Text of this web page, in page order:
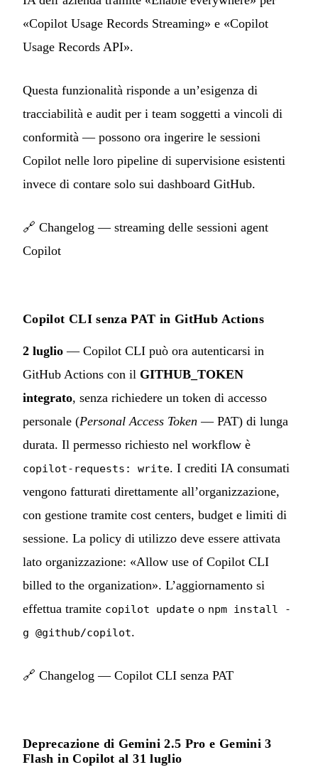
«Copilot Usage Records Streaming» e «Copilot
Usage Records API».
Questa funzionalità risponde a un’esigenza di
tracciabilità e audit per i team soggetti a vincoli di
conformità — possono ora ingerire le sessioni
Copilot nelle loro pipeline di supervisione esistenti
invece di contare solo sui dashboard GitHub.
🔗 Changelog — streaming delle sessioni agent
Copilot
Copilot CLI senza PAT in GitHub Actions
2 luglio — Copilot CLI può ora autenticarsi in
GitHub Actions con il GITHUB_TOKEN
integrato, senza richiedere un token di accesso
personale (Personal Access Token — PAT) di lunga
durata. Il permesso richiesto nel workflow è
copilot-requests: write. I crediti IA consumati
vengono fatturati direttamente all’organizzazione,
con gestione tramite cost centers, budget e limiti di
sessione. La policy di utilizzo deve essere attivata
lato organizzazione: «Allow use of Copilot CLI
billed to the organization». L’aggiornamento si
effettua tramite copilot update o npm install -
g @github/copilot.
🔗 Changelog — Copilot CLI senza PAT
Deprecazione di Gemini 2.5 Pro e Gemini 3
Flash in Copilot al 31 luglio